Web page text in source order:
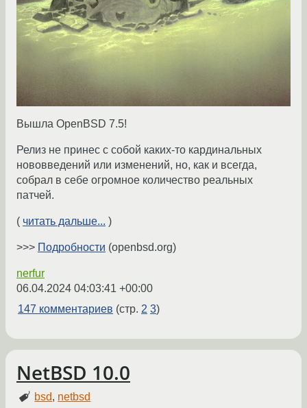
Вышла OpenBSD 7.5!
Релиз не принес с собой каких-то кардинальных
нововведений или изменений, но, как и всегда,
собрал в себе огромное количество реальных
патчей.
( читать дальше... )
>>> Подробности (openbsd.org)
nerfur
06.04.2024 04:03:41 +00:00
147 комментариев (стр. 2 3)
NetBSD 10.0
bsd, netbsd